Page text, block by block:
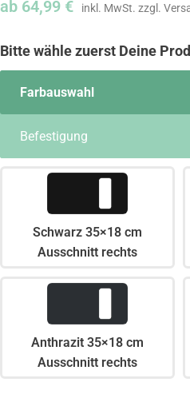
ab 64,99 €
Farbauswahl
Befestigung
Schwarz 35×18 cm
Ausschnitt rechts
Anthrazit 35×18 cm
Ausschnitt rechts